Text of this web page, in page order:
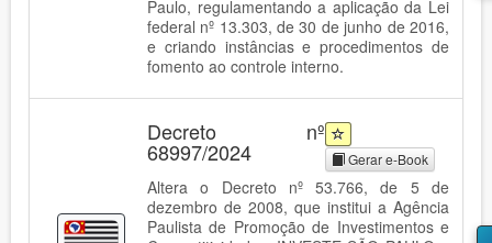
Paulo, regulamentando a aplicação da Lei
federal nº 13.303, de 30 de junho de 2016,
e criando instâncias e procedimentos de
fomento ao controle interno.
Decreto nº
68997/2024 Gerar e-Book
Altera o Decreto nº 53.766, de 5 de
dezembro de 2008, que institui a Agência
Paulista de Promoção de Investimentos e